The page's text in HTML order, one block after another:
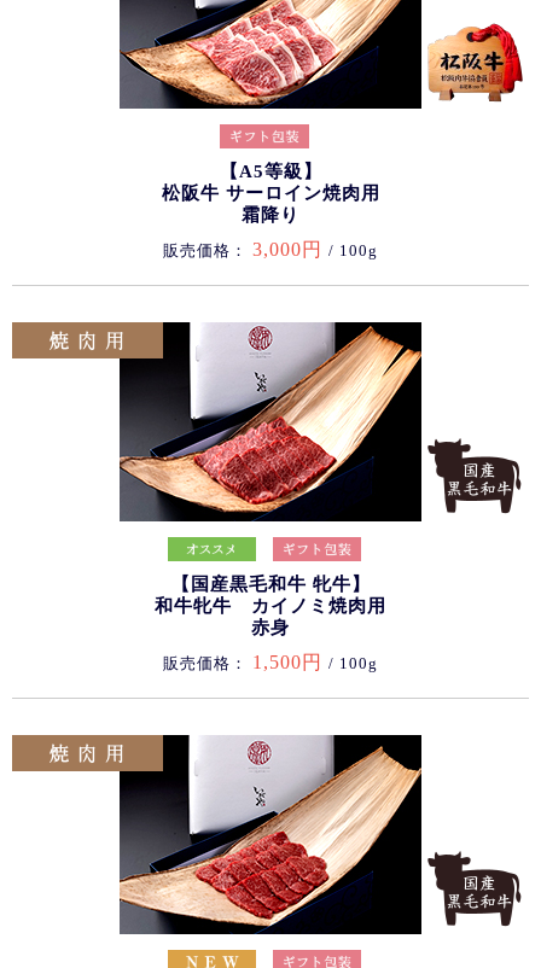
【A5等級】
松阪牛 サーロイン焼肉用
霜降り
販売価格： 3,000円 / 100g
【国産黒毛和牛 牝牛】
和牛牝牛 カイノミ焼肉用
赤身
販売価格： 1,500円 / 100g